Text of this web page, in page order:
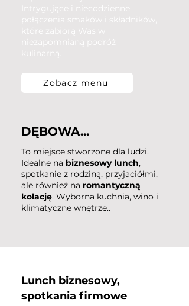
Intrygujące i niecodzienne
połączenia smaków i składników,
które zabiorą Was w
niezapomnianą podróż
kulinarną.
DĘBOWA...
To miejsce stworzone dla ludzi.
Idealne na biznesowy lunch,
spotkanie z rodziną, przyjaciółmi,
ale również na romantyczną
kolację. Wyborna kuchnia, wino i
klimatyczne wnętrze..
Zobacz menu
Lunch biznesowy,
spotkania firmowe